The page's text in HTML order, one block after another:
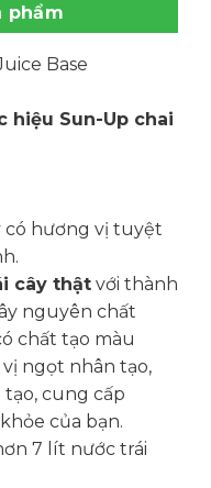
phẩm
Base
hiệu Sun-Up chai
có hương vị tuyệt
cây thậtvới thành
nguyên chất
chất tạo màu
ngọt nhân tạo,
cung cấp
của bạn.
7 lít nước trái